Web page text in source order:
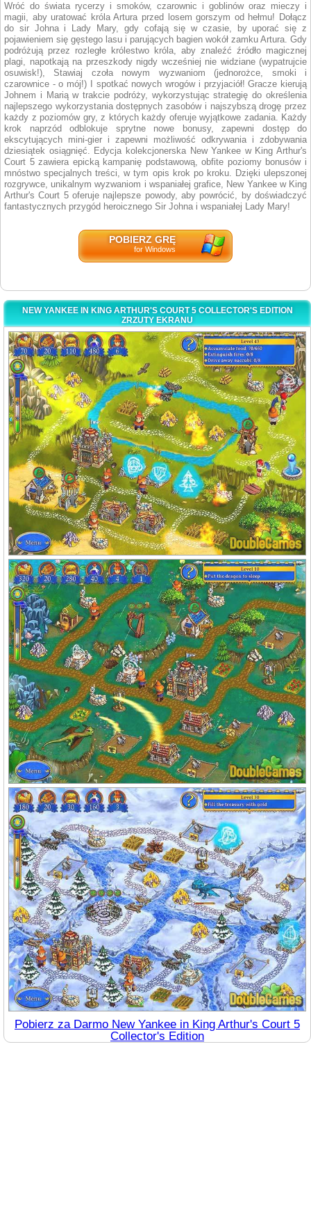
Wróć do świata rycerzy i smoków, czarownic i goblinów oraz mieczy i
magii, aby uratować króla Artura przed losem gorszym od hełmu! Dołącz
do sir Johna i Lady Mary, gdy cofają się w czasie, by uporać się z
pojawieniem się gęstego lasu i parujących bagien wokół zamku Artura. Gdy
podróżują przez rozległe królestwo króla, aby znaleźć źródło magicznej
plagi, napotkają na przeszkody nigdy wcześniej nie widziane (wypatrujcie
osuwisk!), Stawiaj czoła nowym wyzwaniom (jednorożce, smoki i
czarownice - o mój!) I spotkać nowych wrogów i przyjaciół! Gracze kierują
Johnem i Marią w trakcie podróży, wykorzystując strategię do określenia
najlepszego wykorzystania dostępnych zasobów i najszybszą drogę przez
każdy z poziomów gry, z których każdy oferuje wyjątkowe zadania. Każdy
krok naprzód odblokuje sprytne nowe bonusy, zapewni dostęp do
ekscytujących mini-gier i zapewni możliwość odkrywania i zdobywania
dziesiątek osiągnięć. Edycja kolekcjonerska New Yankee w King Arthur's
Court 5 zawiera epicką kampanię podstawową, obfite poziomy bonusów i
mnóstwo specjalnych treści, w tym opis krok po kroku. Dzięki ulepszonej
rozgrywce, unikalnym wyzwaniom i wspaniałej grafice, New Yankee w King
Arthur's Court 5 oferuje najlepsze powody, aby powrócić, by doświadczyć
fantastycznych przygód heroicznego Sir Johna i wspaniałej Lady Mary!
POBIERZ GRĘ
for Windows
NEW YANKEE IN KING ARTHUR'S COURT 5 COLLECTOR'S EDITION
ZRZUTY EKRANU
Pobierz za Darmo New Yankee in King Arthur's Court 5
Collector's Edition